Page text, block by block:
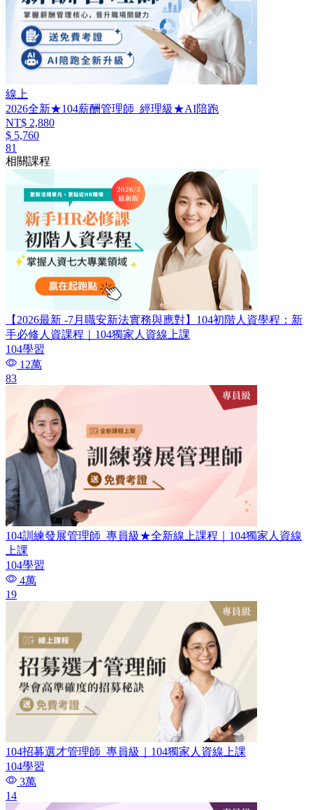
線上
2026全新★104薪酬管理師_經理級★AI陪跑
NT$ 2,880
$ 5,760
81
相關課程
【2026最新 -7月職安新法實務與應對】104初階人資學程：新
手必修人資課程｜104獨家人資線上課
104學習
12萬
83
104訓練發展管理師_專員級​★全新線上課程｜104獨家人資線
上課
104學習
4萬
19
104招募選才管理師_專員級｜104獨家人資線上課
104學習
3萬
14